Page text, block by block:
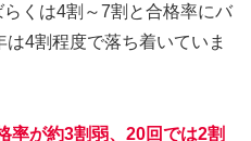
くは4割～7割と合格率にバ
4割程度で落ち着いていま
率が約3割弱、20回では2割